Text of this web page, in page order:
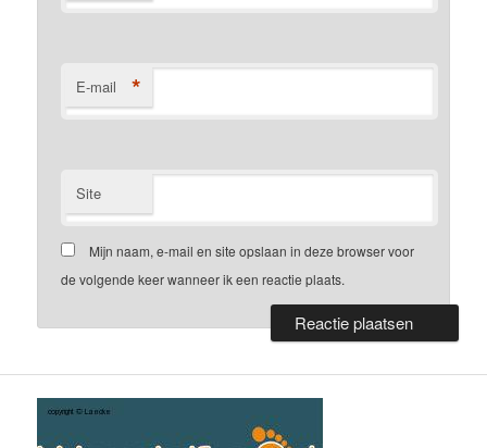
E-mail *
Site
Mijn naam, e-mail en site opslaan in deze browser voor
de volgende keer wanneer ik een reactie plaats.